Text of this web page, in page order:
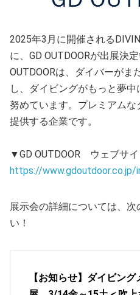
2025年3月に開催される
に、GD OUTDOORが出展決
OUTDOORは、ダイバーが
し、ダイビングがもっと夢
努めています。プレミアム
提供する企業です。
▼GD OUTDOOR ウェブサ
https://www.gdoutdoor.co.jp/
展示会の詳細については、
い！
【お知らせ】ダイビン